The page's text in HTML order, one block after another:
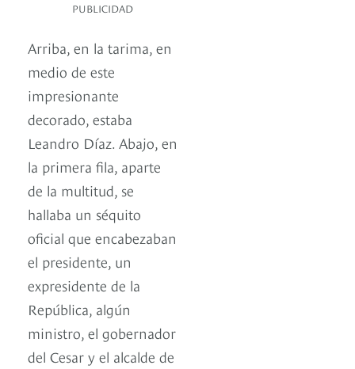
PUBLICIDAD
Arriba, en la tarima, en
medio de este
impresionante
decorado, estaba
Leandro Díaz. Abajo, en
la primera fila, aparte
de la multitud, se
hallaba un séquito
oficial que encabezaban
el presidente, un
expresidente de la
República, algún
ministro, el gobernador
del Cesar y el alcalde de